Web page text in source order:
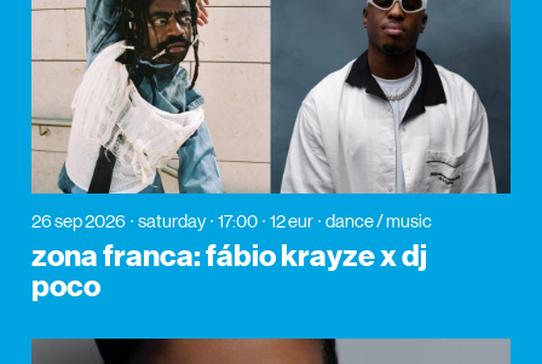
26 sep 2026 saturday 17:00 12 eur dance / music
zona franca: fábio krayze x dj
poco